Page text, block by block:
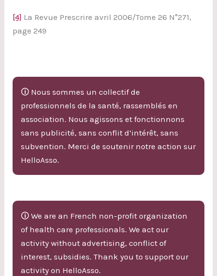
[4] La Revue Prescrire avril 2006/Tome 26 N°271,
page 249
🛈 Nous sommes un collectif de
professionnels de la santé, rassemblés en
association. Nous agissons et fonctionnons
sans publicité, sans conflit d’intérêt, sans
subvention. Merci de soutenir notre action sur
HelloAsso.
🛈 We are an French non-profit organization
of health care professionals. We act our
activity without advertising, conflict of
interest, subsidies. Thank you to support our
activity on HelloAsso.